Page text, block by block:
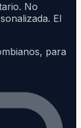
No
El
para